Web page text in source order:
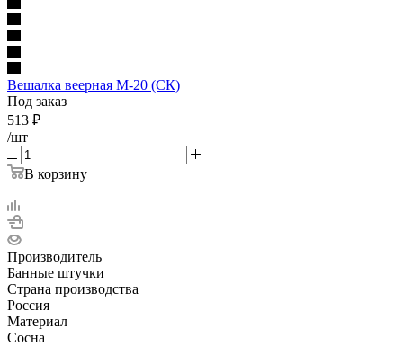
Вешалка веерная М-20 (СК)
Под заказ
513 ₽
/шт
В корзину
Производитель
Банные штучки
Страна производства
Россия
Материал
Сосна